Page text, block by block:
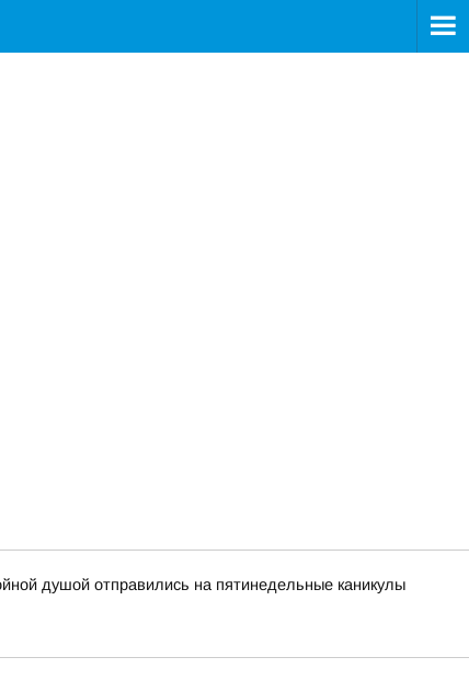
душой отправились на пятинедельные каникулы